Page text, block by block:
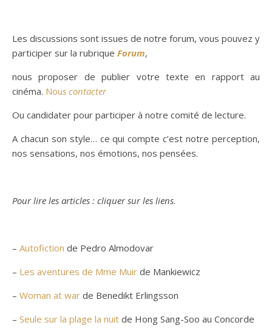
Les discussions sont issues de notre forum, vous pouvez y
participer sur la rubrique Forum,
nous proposer de publier votre texte en rapport au
cinéma. Nous contacter
Ou candidater pour participer à notre comité de lecture.
A chacun son style… ce qui compte c’est notre perception,
nos sensations, nos émotions, nos pensées.
Pour lire les articles : cliquer sur les liens.
– Autofiction de Pedro Almodovar
– Les aventures de Mme Muir de Mankiewicz
– Woman at war de Benedikt Erlingsson
– Seule sur la plage la nuit de Hong Sang-Soo au Concorde